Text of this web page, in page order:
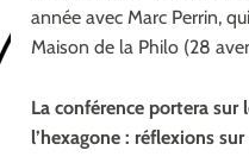
année avec Marc Perrin,
Maison de la Philo (28
La conférence portera
l’hexagone : réflexions